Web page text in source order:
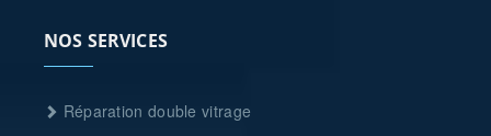
NOS SERVICES
Réparation double vitrage